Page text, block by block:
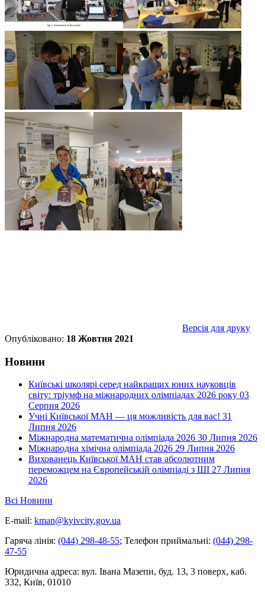
Версія для друку
Опубліковано: 18 Жовтня 2021
Новини
Київські школярі серед найкращих юних науковців
світу: тріумф на міжнародних олімпіадах 2026 року 03
Серпня 2026
Учні Київської МАН — ця можливість для вас! 31
Липня 2026
Міжнародна математична олімпіада 2026 30 Липня 2026
Міжнародна хімічна олімпіада 2026 29 Липня 2026
Вихованець Київської МАН став абсолютним
переможцем на Європейській олімпіаді з ШІ 27 Липня
2026
Всі Новини
E-mail: kman@kyivcity.gov.ua
Гаряча лінія: (044) 298-48-55; Телефон приймальні: (044) 298-
47-55
Юридична адреса: вул. Івана Мазепи, буд. 13, 3 поверх, каб.
332, Київ, 01010